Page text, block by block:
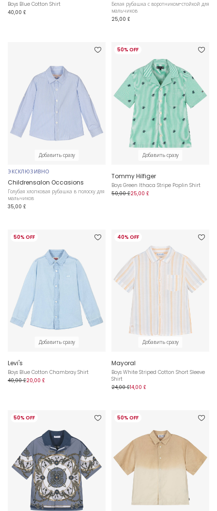
Boys Blue Cotton Shirt
40,00 £
Белая рубашка с воротником-стойкой для
мальчиков
25,00 £
Добавить сразу
ЭКСКЛЮЗИВНО
Childrensalon Occasions
Голубая хлопковая рубашка в полоску для
мальчиков
35,00 £
50% OFF
Добавить сразу
Tommy Hilfiger
Boys Green Ithaca Stripe Poplin Shirt
50,00 £25,00 £
50% OFF
Добавить сразу
Levi's
Boys Blue Cotton Chambray Shirt
40,00 £20,00 £
40% OFF
Добавить сразу
Mayoral
Boys White Striped Cotton Short Sleeve
Shirt
24,00 £14,00 £
50% OFF 50% OFF